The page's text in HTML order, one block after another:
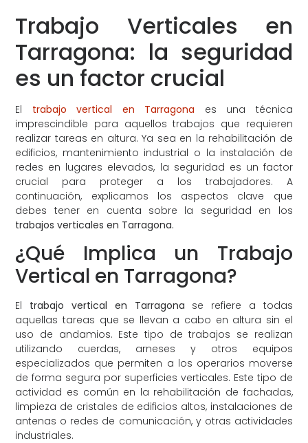
Trabajo Verticales en
Tarragona: la seguridad
es un factor crucial
El trabajo vertical en Tarragona es una técnica
imprescindible para aquellos trabajos que requieren
realizar tareas en altura. Ya sea en la rehabilitación de
edificios, mantenimiento industrial o la instalación de
redes en lugares elevados, la seguridad es un factor
crucial para proteger a los trabajadores. A
continuación, explicamos los aspectos clave que
debes tener en cuenta sobre la seguridad en los
trabajos verticales en Tarragona.
¿Qué Implica un Trabajo
Vertical en Tarragona?
El trabajo vertical en Tarragona se refiere a todas
aquellas tareas que se llevan a cabo en altura sin el
uso de andamios. Este tipo de trabajos se realizan
utilizando cuerdas, arneses y otros equipos
especializados que permiten a los operarios moverse
de forma segura por superficies verticales. Este tipo de
actividad es común en la rehabilitación de fachadas,
limpieza de cristales de edificios altos, instalaciones de
antenas o redes de comunicación, y otras actividades
industriales.